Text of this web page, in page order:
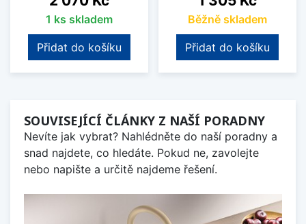
1 ks skladem
Přidat do košíku
Běžně skladem
Přidat do košíku
SOUVISEJÍCÍ ČLÁNKY Z NAŠÍ PORADNY
Nevíte jak vybrat? Nahlédněte do naší poradny a
snad najdete, co hledáte. Pokud ne, zavolejte
nebo napište a určitě najdeme řešení.